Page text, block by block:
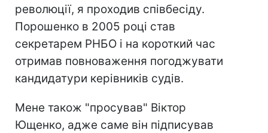
революції, я проходив співбесіду.
Порошенко в 2005 році став
секретарем РНБО і на короткий час
отримав повноваження погоджувати
кандидатури керівників судів.
Мене також "просував" Віктор
Ющенко, адже саме він підписував